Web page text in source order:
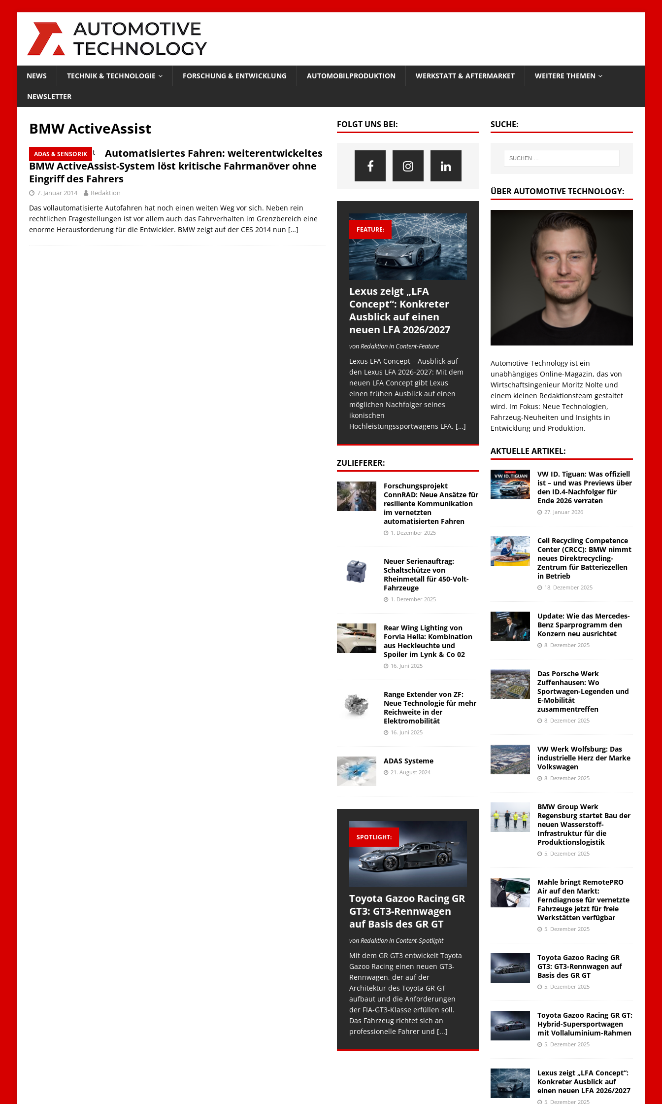
NEWS TECHNIK & TECHNOLOGIE FORSCHUNG & ENTWICKLUNG AUTOMOBILPRODUKTION WERKSTATT & AFTERMARKET WEITERE THEMEN
NEWSLETTER
BMW ActiveAssist
ADAS & SENSORIK
Automatisiertes Fahren: weiterentwickeltes
BMW ActiveAssist-System löst kritische Fahrmanöver ohne
Eingriff des Fahrers
7. Januar 2014 Redaktion
Das vollautomatisierte Autofahren hat noch einen weiten Weg vor sich. Neben rein
rechtlichen Fragestellungen ist vor allem auch das Fahrverhalten im Grenzbereich eine
enorme Herausforderung für die Entwickler. BMW zeigt auf der CES 2014 nun […]
FOLGT UNS BEI:
FEATURE:
Lexus zeigt „LFA
Concept“: Konkreter
Ausblick auf einen
neuen LFA 2026/2027
von Redaktion in Content-Feature
Lexus LFA Concept – Ausblick auf
den Lexus LFA 2026-2027: Mit dem
neuen LFA Concept gibt Lexus
einen frühen Ausblick auf einen
möglichen Nachfolger seines
ikonischen
Hochleistungssportwagens LFA. […]
ZULIEFERER:
Forschungsprojekt
ConnRAD: Neue Ansätze für
resiliente Kommunikation
im vernetzten
automatisierten Fahren
1. Dezember 2025
Neuer Serienauftrag:
Schaltschütze von
Rheinmetall für 450-Volt-
Fahrzeuge
1. Dezember 2025
Rear Wing Lighting von
Forvia Hella: Kombination
aus Heckleuchte und
Spoiler im Lynk & Co 02
16. Juni 2025
Range Extender von ZF:
Neue Technologie für mehr
Reichweite in der
Elektromobilität
16. Juni 2025
ADAS Systeme
21. August 2024
SPOTLIGHT:
Toyota Gazoo Racing GR
GT3: GT3-Rennwagen
auf Basis des GR GT
von Redaktion in Content-Spotlight
Mit dem GR GT3 entwickelt Toyota
Gazoo Racing einen neuen GT3-
Rennwagen, der auf der
Architektur des Toyota GR GT
aufbaut und die Anforderungen
der FIA-GT3-Klasse erfüllen soll.
Das Fahrzeug richtet sich an
professionelle Fahrer und [...]
SUCHE:
ÜBER AUTOMOTIVE TECHNOLOGY:
Automotive-Technology ist ein
unabhängiges Online-Magazin, das von
Wirtschaftsingenieur Moritz Nolte und
einem kleinen Redaktionsteam gestaltet
wird. Im Fokus: Neue Technologien,
Fahrzeug-Neuheiten und Insights in
Entwicklung und Produktion.
AKTUELLE ARTIKEL:
VW ID. Tiguan: Was offiziell
ist – und was Previews über
den ID.4-Nachfolger für
Ende 2026 verraten
27. Januar 2026
Cell Recycling Competence
Center (CRCC): BMW nimmt
neues Direktrecycling-
Zentrum für Batteriezellen
in Betrieb
18. Dezember 2025
Update: Wie das Mercedes-
Benz Sparprogramm den
Konzern neu ausrichtet
8. Dezember 2025
Das Porsche Werk
Zuffenhausen: Wo
Sportwagen-Legenden und
E-Mobilität
zusammentreffen
8. Dezember 2025
VW Werk Wolfsburg: Das
industrielle Herz der Marke
Volkswagen
8. Dezember 2025
BMW Group Werk
Regensburg startet Bau der
neuen Wasserstoff-
Infrastruktur für die
Produktionslogistik
5. Dezember 2025
Mahle bringt RemotePRO
Air auf den Markt:
Ferndiagnose für vernetzte
Fahrzeuge jetzt für freie
Werkstätten verfügbar
5. Dezember 2025
Toyota Gazoo Racing GR
GT3: GT3-Rennwagen auf
Basis des GR GT
5. Dezember 2025
Toyota Gazoo Racing GR GT:
Hybrid-Supersportwagen
mit Vollaluminium-Rahmen
5. Dezember 2025
Lexus zeigt „LFA Concept“:
Konkreter Ausblick auf
einen neuen LFA 2026/2027
5. Dezember 2025